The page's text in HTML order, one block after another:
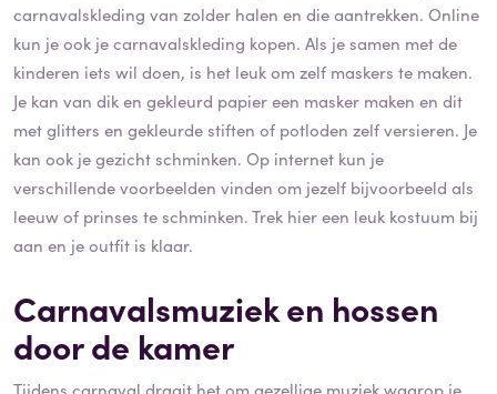
carnavalskleding van zolder halen en die aantrekken. Online
kun je ook je carnavalskleding kopen. Als je samen met de
kinderen iets wil doen, is het leuk om zelf maskers te maken.
Je kan van dik en gekleurd papier een masker maken en dit
met glitters en gekleurde stiften of potloden zelf versieren. Je
kan ook je gezicht schminken. Op internet kun je
verschillende voorbeelden vinden om jezelf bijvoorbeeld als
leeuw of prinses te schminken. Trek hier een leuk kostuum bij
aan en je outfit is klaar.
Carnavalsmuziek en hossen
door de kamer
Tijdens carnaval draait het om gezellige muziek waarop je